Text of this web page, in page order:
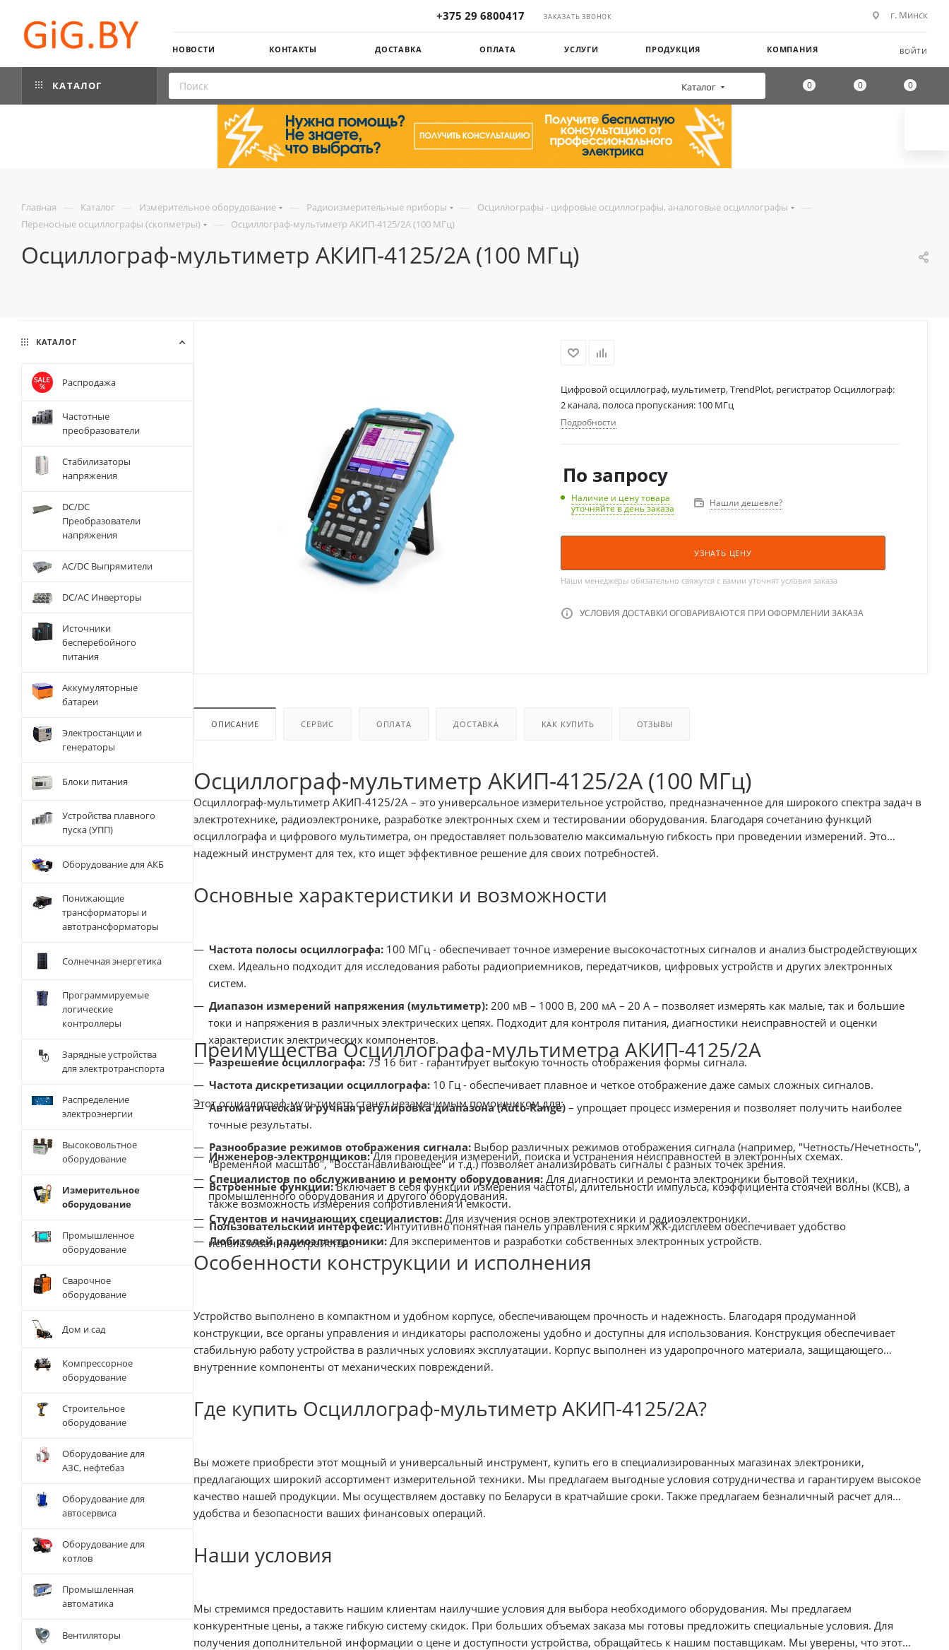
+375 29 6800417 ЗАКАЗАТЬ ЗВОНОК г. Минск
НОВОСТИ КОНТАКТЫ ДОСТАВКА ОПЛАТА УСЛУГИ ПРОДУКЦИЯ КОМПАНИЯ ВОЙТИ
КАТАЛОГ Каталог 0 0 0
Главная — Каталог — Измерительное оборудование — Радиоизмерительные приборы — Осциллографы - цифровые осциллографы, аналоговые осциллографы —
Переносные осциллографы (скопметры) — Осциллограф-мультиметр АКИП-4125/2А (100 МГц)
Осциллограф-мультиметр АКИП-4125/2А (100 МГц)
Цифровой осциллограф, мультиметр, TrendPlot, регистратор Осциллограф:
2 канала, полоса пропускания: 100 МГц
Подробности
По запросу
Наличие и цену товара
уточняйте в день заказа
Нашли дешевле?
УЗНАТЬ ЦЕНУ
Наши менеджеры обязательно свяжутся с вамии уточнят условия заказа
УСЛОВИЯ ДОСТАВКИ ОГОВАРИВАЮТСЯ ПРИ ОФОРМЛЕНИИ ЗАКАЗА
ОПИСАНИЕ СЕРВИС ОПЛАТА ДОСТАВКА КАК КУПИТЬ ОТЗЫВЫ
Осциллограф-мультиметр АКИП-4125/2А (100 МГц)
Осциллограф-мультиметр АКИП-4125/2А – это универсальное измерительное устройство, предназначенное для широкого спектра задач в
электротехнике, радиоэлектронике, разработке электронных схем и тестировании оборудования. Благодаря сочетанию функций
осциллографа и цифрового мультиметра, он предоставляет пользователю максимальную гибкость при проведении измерений. Это
надежный инструмент для тех, кто ищет эффективное решение для своих потребностей.
Основные характеристики и возможности
Частота полосы осциллографа: 100 МГц - обеспечивает точное измерение высокочастотных сигналов и анализ быстродействующих
схем. Идеально подходит для исследования работы радиоприемников, передатчиков, цифровых устройств и других электронных
систем.
Диапазон измерений напряжения (мультиметр): 200 мВ – 1000 В, 200 мА – 20 А – позволяет измерять как малые, так и большие
токи и напряжения в различных электрических цепях. Подходит для контроля питания, диагностики неисправностей и оценки
характеристик электрических компонентов.
Разрешение осциллографа:
75 16 бит - гарантирует высокую точность отображения формы сигнала.
Частота дискретизации осциллографа: 10 Гц - обеспечивает плавное и четкое отображение даже самых сложных сигналов.
Автоматическая и ручная регулировка диапазона (Auto-Range) – упрощает процесс измерения и позволяет получить наиболее
точные результаты.
Разнообразие режимов отображения сигнала: Выбор различных режимов отображения сигнала (например, "Четность/Нечетность",
"Временной масштаб", "Восстанавливающее" и т.д.) позволяет анализировать сигналы с разных точек зрения.
Встроенные функции:Включает в себя функции измерения частоты, длительности импульса, коэффициента стоячей волны (КСВ), а
также возможность измерения сопротивления и емкости.
Пользовательский интерфейс:Интуитивно понятная панель управления с ярким ЖК-дисплеем обеспечивает удобство
использования устройства.
Преимущества Осциллографа-мультиметра АКИП-4125/2А
Этот осциллограф-мультиметр станет незаменимым помощником для:
Инженеров-электронщиков:Для проведения измерений, поиска и устранения неисправностей в электронных схемах.
Специалистов по обслуживанию и ремонту оборудования: Для диагностики и ремонта электроники бытовой техники,
промышленного оборудования и другого оборудования.
Студентов и начинающих специалистов: Для изучения основ электротехники и радиоэлектроники.
Любителей радиоэлектроники: Для экспериментов и разработки собственных электронных устройств.
Особенности конструкции и исполнения
Устройство выполнено в компактном и удобном корпусе, обеспечивающем прочность и надежность. Благодаря продуманной
конструкции, все органы управления и индикаторы расположены удобно и доступны для использования. Конструкция обеспечивает
стабильную работу устройства в различных условиях эксплуатации. Корпус выполнен из ударопрочного материала, защищающего
внутренние компоненты от механических повреждений.
Где купить Осциллограф-мультиметр АКИП-4125/2А?
Вы можете приобрести этот мощный и универсальный инструмент, купить его в специализированных магазинах электроники,
предлагающих широкий ассортимент измерительной техники. Мы предлагаем выгодные условия сотрудничества и гарантируем высокое
качество нашей продукции. Мы осуществляем доставку по Беларуси в кратчайшие сроки. Также предлагаем безналичный расчет для
удобства и безопасности ваших финансовых операций.
Наши условия
Мы стремимся предоставить нашим клиентам наилучшие условия для выбора необходимого оборудования. Мы предлагаем
конкурентные цены, а также гибкую систему скидок. При больших объемах заказа мы готовы предложить специальные условия. Для
получения дополнительной информации о цене и доступности устройства, обращайтесь к нашим поставщикам. Мы уверены, что этот
КАТАЛОГ
Распродажа
Частотные
преобразователи
Стабилизаторы
напряжения
DC/DC
Преобразователи
напряжения
AC/DC Выпрямители
DC/AC Инверторы
Источники
бесперебойного
питания
Аккумуляторные
батареи
Электростанции и
генераторы
Блоки питания
Устройства плавного
пуска (УПП)
Оборудование для АКБ
Понижающие
трансформаторы и
автотрансформаторы
Солнечная энергетика
Программируемые
логические
контроллеры
Зарядные устройства
для электротранспорта
Распределение
электроэнергии
Высоковольтное
оборудование
Измерительное
оборудование
Промышленное
оборудование
Сварочное
оборудование
Дом и сад
Компрессорное
оборудование
Строительное
оборудование
Оборудование для
АЗС, нефтебаз
Оборудование для
автосервиса
Оборудование для
котлов
Промышленная
автоматика
Вентиляторы